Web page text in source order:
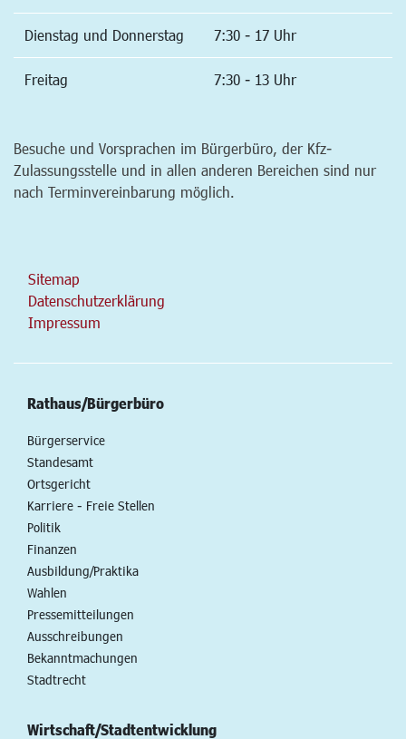
Dienstag und Donnerstag 7:30 - 17 Uhr
Freitag 7:30 - 13 Uhr
Besuche und Vorsprachen im Bürgerbüro, der Kfz-
Zulassungsstelle und in allen anderen Bereichen sind nur
nach Terminvereinbarung möglich.
Sitemap
Datenschutzerklärung
Impressum
Rathaus/Bürgerbüro
Bürgerservice
Standesamt
Ortsgericht
Karriere - Freie Stellen
Politik
Finanzen
Ausbildung/Praktika
Wahlen
Pressemitteilungen
Ausschreibungen
Bekanntmachungen
Stadtrecht
Wirtschaft/Stadtentwicklung